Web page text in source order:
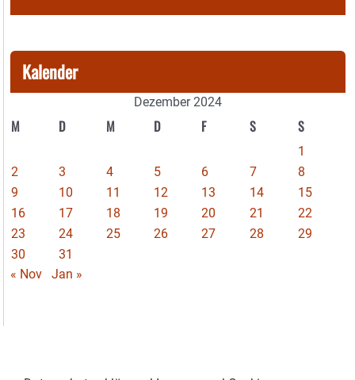
Kalender
Dezember 2024
M D M D F S S
1
2
3 4 5 6 7
8
9
10 11 12 13 14
15
16
17 18 19 20 21
22
23
24 25 26 27 28
29
30
31
« Nov
Jan »